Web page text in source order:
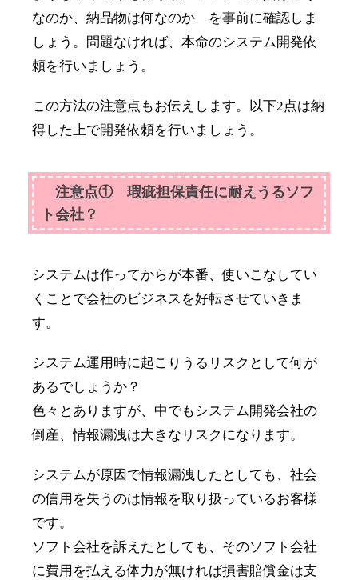
なのか、納品物は何なのか を事前に確認しま
しょう。問題なければ、本命のシステム開発依
頼を行いましょう。
この方法の注意点もお伝えします。以下2点は納
得した上で開発依頼を行いましょう。
注意点① 瑕疵担保責任に耐えうるソフ
ト会社？
システムは作ってからが本番、使いこなしてい
くことで会社のビジネスを好転させていきま
す。
システム運用時に起こりうるリスクとして何が
あるでしょうか？
色々とありますが、中でもシステム開発会社の
倒産、情報漏洩は大きなリスクになります。
システムが原因で情報漏洩したとしても、社会
の信用を失うのは情報を取り扱っているお客様
です。
ソフト会社を訴えたとしても、そのソフト会社
に費用を払える体力が無ければ損害賠償金は支